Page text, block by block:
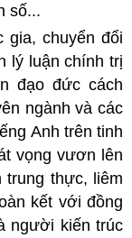
số...
gia, chuyển đổi
lý luận chính trị
đạo đức cách
ngành và các
Anh trên tinh
vọng vươn lên
trung thực, liêm
kết với đồng
người kiến trúc